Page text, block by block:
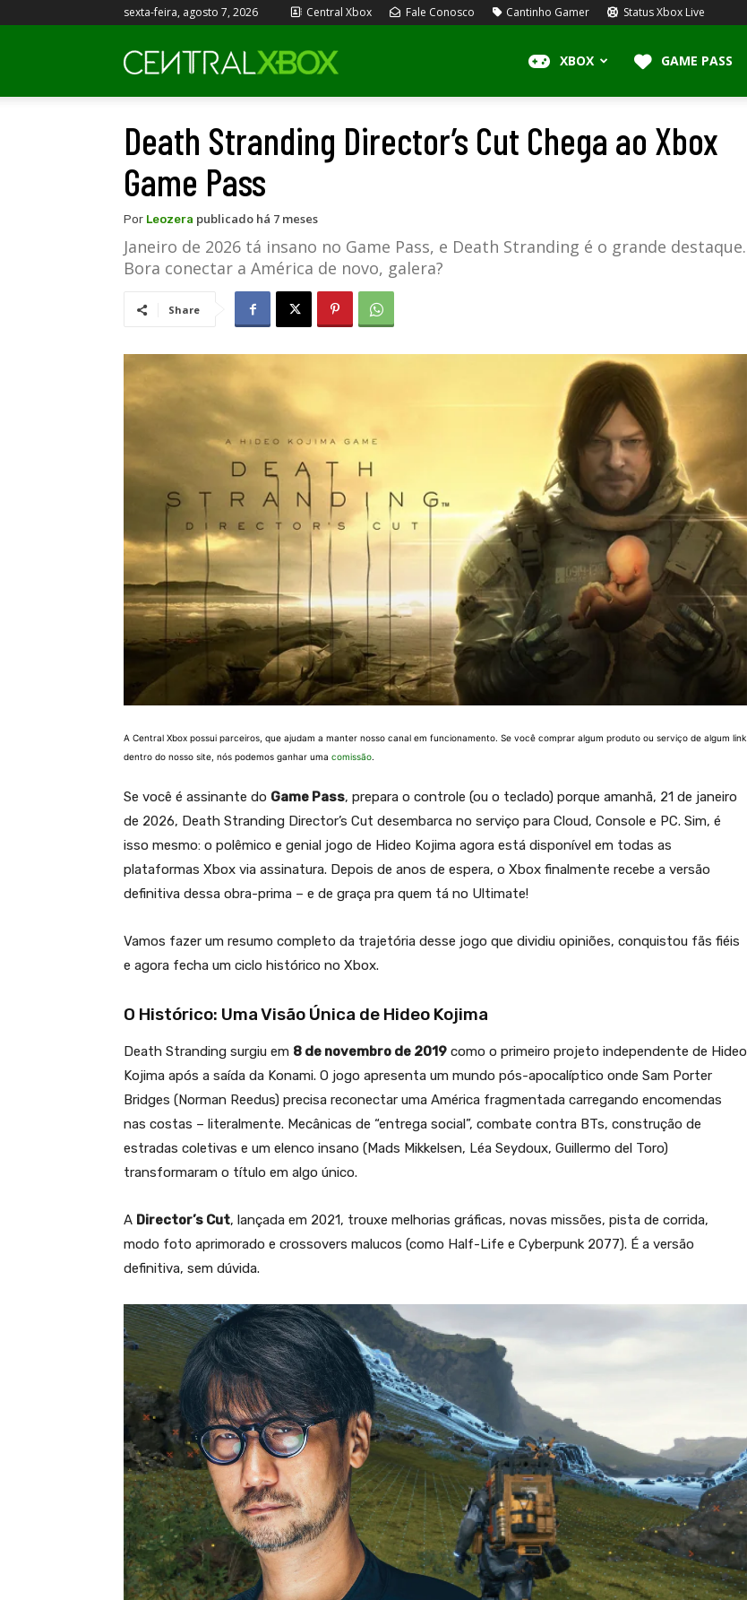
sexta-feira, agosto 7, 2026 Central Xbox Fale Conosco Cantinho Gamer Status Xbox Live
Xbox
XBOX GAME PASS
Death Stranding Director’s Cut Chega ao Xbox
Game Pass
Por Leozera publicado há 7 meses
Janeiro de 2026 tá insano no Game Pass, e Death Stranding é o grande destaque.
Bora conectar a América de novo, galera?
Share
A Central Xbox possui parceiros, que ajudam a manter nosso canal em funcionamento. Se você comprar algum produto ou serviço de algum link
dentro do nosso site, nós podemos ganhar uma comissão.
Se você é assinante do Game Pass, prepara o controle (ou o teclado) porque amanhã, 21 de janeiro
de 2026, Death Stranding Director’s Cut desembarca no serviço para Cloud, Console e PC. Sim, é
isso mesmo: o polêmico e genial jogo de Hideo Kojima agora está disponível em todas as
plataformas Xbox via assinatura. Depois de anos de espera, o Xbox finalmente recebe a versão
definitiva dessa obra-prima – e de graça pra quem tá no Ultimate!
Vamos fazer um resumo completo da trajetória desse jogo que dividiu opiniões, conquistou fãs fiéis
e agora fecha um ciclo histórico no Xbox.
O Histórico: Uma Visão Única de Hideo Kojima
Death Stranding surgiu em 8 de novembro de 2019 como o primeiro projeto independente de Hideo
Kojima após a saída da Konami. O jogo apresenta um mundo pós-apocalíptico onde Sam Porter
Bridges (Norman Reedus) precisa reconectar uma América fragmentada carregando encomendas
nas costas – literalmente. Mecânicas de “entrega social”, combate contra BTs, construção de
estradas coletivas e um elenco insano (Mads Mikkelsen, Léa Seydoux, Guillermo del Toro)
transformaram o título em algo único.
A Director’s Cut, lançada em 2021, trouxe melhorias gráficas, novas missões, pista de corrida,
modo foto aprimorado e crossovers malucos (como Half-Life e Cyberpunk 2077). É a versão
definitiva, sem dúvida.